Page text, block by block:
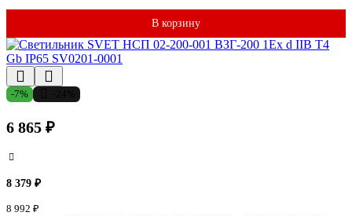
В корзину
-7%
6 865 ₽
8 379 ₽
8 992 ₽